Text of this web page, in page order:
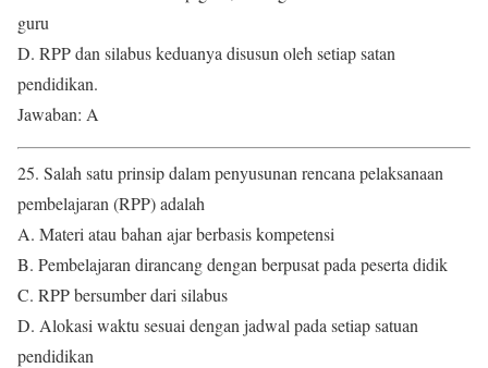
guru
D. RPP dan silabus keduanya disusun oleh setiap satan
pendidikan.
Jawaban: A
25. Salah satu prinsip dalam penyusunan rencana pelaksanaan
pembelajaran (RPP) adalah
A. Materi atau bahan ajar berbasis kompetensi
B. Pembelajaran dirancang dengan berpusat pada peserta didik
C. RPP bersumber dari silabus
D. Alokasi waktu sesuai dengan jadwal pada setiap satuan
pendidikan